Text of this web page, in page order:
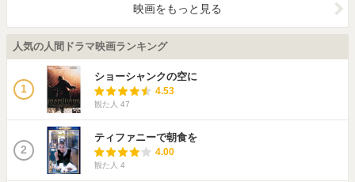
映画をもっと見る
人気の人間ドラマ映画ランキング
1
ショーシャンクの空に
4.53
観た人 47
2
ティファニーで朝食を
4.00
観た人 4